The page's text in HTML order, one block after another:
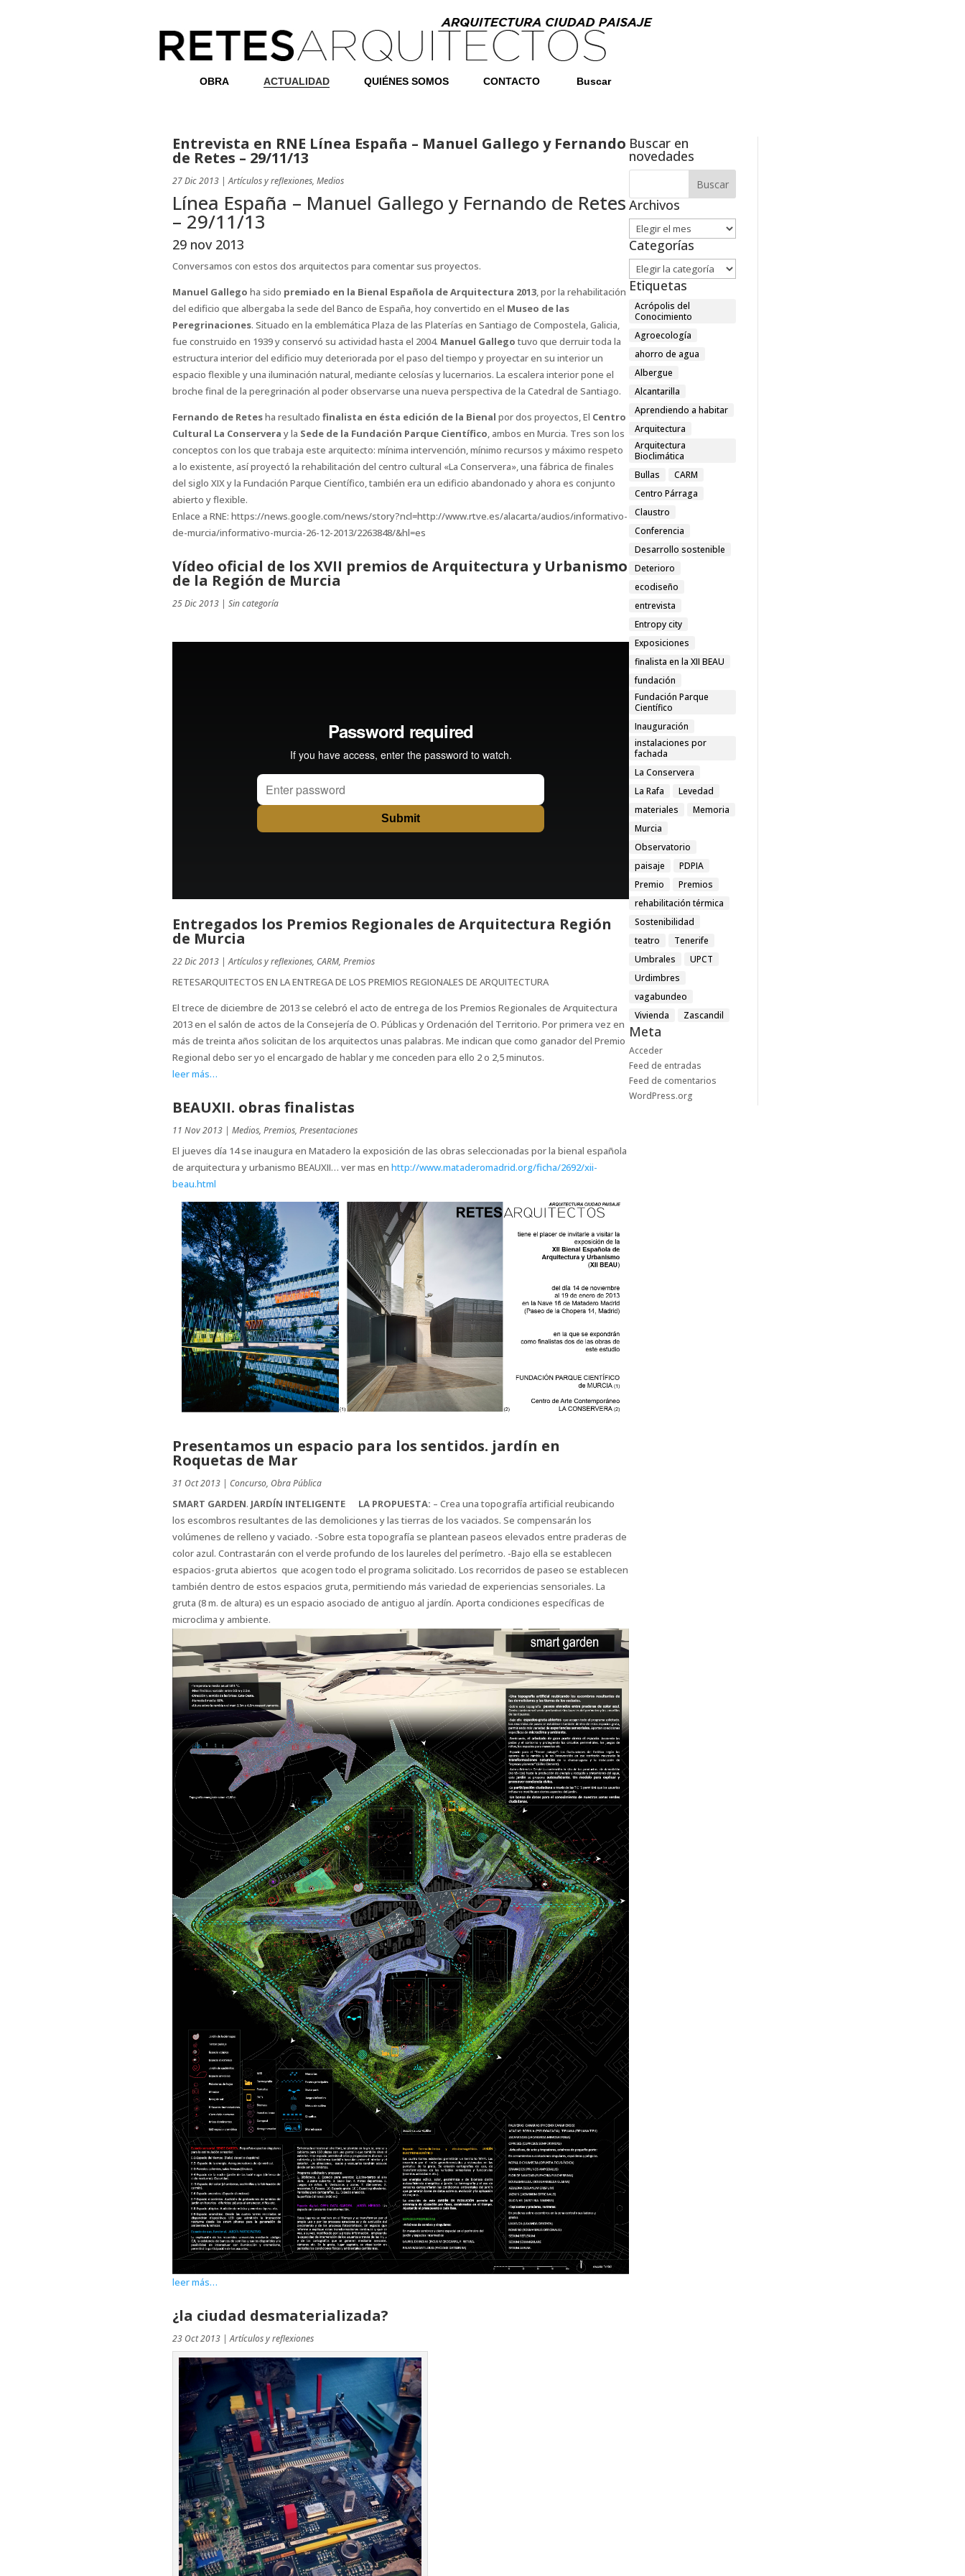
OBRA ACTUALIDAD QUIÉNES SOMOS CONTACTO Buscar
Entrevista en RNE Línea España – Manuel Gallego y Fernando
de Retes – 29/11/13
27 Dic 2013 |Artículos y reflexiones, Medios
Línea España – Manuel Gallego y Fernando de Retes
– 29/11/13
29 nov 2013
Conversamos con estos dos arquitectos para comentar sus proyectos.
Manuel Gallego ha sido premiado en la Bienal Española de Arquitectura 2013, por la rehabilitación
del edificio que albergaba la sede del Banco de España, hoy convertido en el Museo de las
Peregrinaciones. Situado en la emblemática Plaza de las Platerías en Santiago de Compostela, Galicia,
fue construido en 1939 y conservó su actividad hasta el 2004. Manuel Gallego tuvo que derruir toda la
estructura interior del edificio muy deteriorada por el paso del tiempo y proyectar en su interior un
espacio flexible y una iluminación natural, mediante celosías y lucernarios. La escalera interior pone el
broche final de la peregrinación al poder observarse una nueva perspectiva de la Catedral de Santiago.
Fernando de Retesha resultado finalista en ésta edición de la Bienal por dos proyectos, El Centro
Cultural La Conservera y la Sede de la Fundación Parque Científico, ambos en Murcia. Tres son los
conceptos con los que trabaja este arquitecto: mínima intervención, mínimo recursos y máximo respeto
a lo existente, así proyectó la rehabilitación del centro cultural «La Conservera», una fábrica de finales
del siglo XIX y la Fundación Parque Científico, también era un edificio abandonado y ahora es conjunto
abierto y flexible.
Enlace a RNE: https://news.google.com/news/story?ncl=http://www.rtve.es/alacarta/audios/informativo-
de-murcia/informativo-murcia-26-12-2013/2263848/&hl=es
Vídeo oficial de los XVII premios de Arquitectura y Urbanismo
de la Región de Murcia
25 Dic 2013 | Sin categoría
Entregados los Premios Regionales de Arquitectura Región
de Murcia
22 Dic 2013 |Artículos y reflexiones, CARM, Premios
RETESARQUITECTOS EN LA ENTREGA DE LOS PREMIOS REGIONALES DE ARQUITECTURA
El trece de diciembre de 2013 se celebró el acto de entrega de los Premios Regionales de Arquitectura
2013 en el salón de actos de la Consejería de O. Públicas y Ordenación del Territorio. Por primera vez en
más de treinta años solicitan de los arquitectos unas palabras. Me indican que como ganador del Premio
Regional debo ser yo el encargado de hablar y me conceden para ello 2 o 2,5 minutos.
leer más…
BEAUXII. obras finalistas
11 Nov 2013 | Medios, Premios, Presentaciones
El jueves día 14 se inaugura en Matadero la exposición de las obras seleccionadas por la bienal española
de arquitectura y urbanismo BEAUXII… ver mas en http://www.mataderomadrid.org/ficha/2692/xii-
beau.html
Presentamos un espacio para los sentidos. jardín en
Roquetas de Mar
31 Oct 2013 | Concurso, Obra Pública
SMART GARDEN. JARDÍN INTELIGENTE LA PROPUESTA: – Crea una topografía artificial reubicando
los escombros resultantes de las demoliciones y las tierras de los vaciados. Se compensarán los
volúmenes de relleno y vaciado. -Sobre esta topografía se plantean paseos elevados entre praderas de
color azul. Contrastarán con el verde profundo de los laureles del perímetro. -Bajo ella se establecen
espacios-gruta abiertos que acogen todo el programa solicitado. Los recorridos de paseo se establecen
también dentro de estos espacios gruta, permitiendo más variedad de experiencias sensoriales. La
gruta (8 m. de altura) es un espacio asociado de antiguo al jardín. Aporta condiciones específicas de
microclima y ambiente.
leer más…
¿la ciudad desmaterializada?
23 Oct 2013 |Artículos y reflexiones
Buscar en
novedades
Archivos
Archivos
Categorías
Categorías
Etiquetas
Acrópolis del
Conocimiento
Agroecología
ahorro de agua
Albergue
Alcantarilla
Aprendiendo a habitar
Arquitectura
Arquitectura
Bioclimática
Bullas
CARM
Centro Párraga
Claustro
Conferencia
Desarrollo sostenible
Deterioro
ecodiseño
entrevista
Entropy city
Exposiciones
finalista en la XII BEAU
fundación
Fundación Parque
Científico
Inauguración
instalaciones por
fachada
La Conservera
La Rafa
Levedad
materiales
Memoria
Murcia
Observatorio
paisaje
PDPIA
Premio
Premios
rehabilitación térmica
Sostenibilidad
teatro
Tenerife
Umbrales
UPCT
Urdimbres
vagabundeo
Vivienda
Zascandil
Meta
Acceder
Feed de entradas
Feed de comentarios
WordPress.org